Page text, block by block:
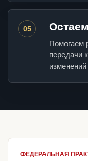
05
Помогаем
передачи
ФЕДЕРАЛЬНАЯ